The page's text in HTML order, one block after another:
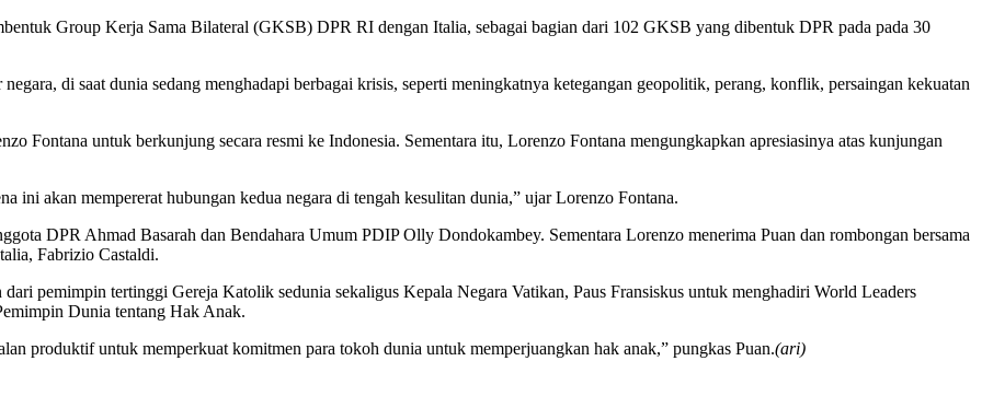
Group Kerja Sama Bilateral (GKSB) DPR RI dengan Italia, sebagai bagian dari 102 GKSB yang dibentuk DPR pada pada 30
di saat dunia sedang menghadapi berbagai krisis, seperti meningkatnya ketegangan geopolitik, perang, konflik, persaingan kekuatan
Fontana untuk berkunjung secara resmi ke Indonesia. Sementara itu, Lorenzo Fontana mengungkapkan apresiasinya atas kunjungan
ini akan mempererat hubungan kedua negara di tengah kesulitan dunia,” ujar Lorenzo Fontana.
DPR Ahmad Basarah dan Bendahara Umum PDIP Olly Dondokambey. Sementara Lorenzo menerima Puan dan rombongan bersama
Fabrizio Castaldi.
pemimpin tertinggi Gereja Katolik sedunia sekaligus Kepala Negara Vatikan, Paus Fransiskus untuk menghadiri World Leaders
Dunia tentang Hak Anak.
produktif untuk memperkuat komitmen para tokoh dunia untuk memperjuangkan hak anak,” pungkas Puan.(ari)